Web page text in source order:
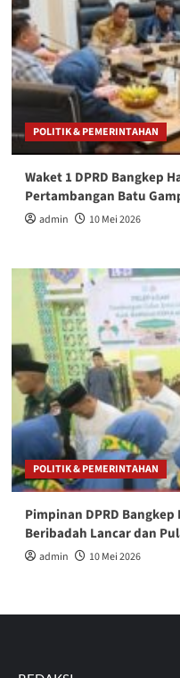
POLITIK & PEMERINTAHAN
Waket 1 DPRD Bangkep
Pertambangan Batu
admin 10 Mei 2026
POLITIK & PEMERINTAHAN
Pimpinan DPRD
Beribadah Lancar dan
admin 10 Mei 2026